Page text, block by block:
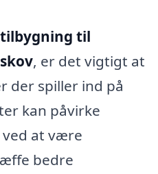
tilbygning til
, er det vigtigt at
der spiller ind på
kan påvirke
at være
bedre